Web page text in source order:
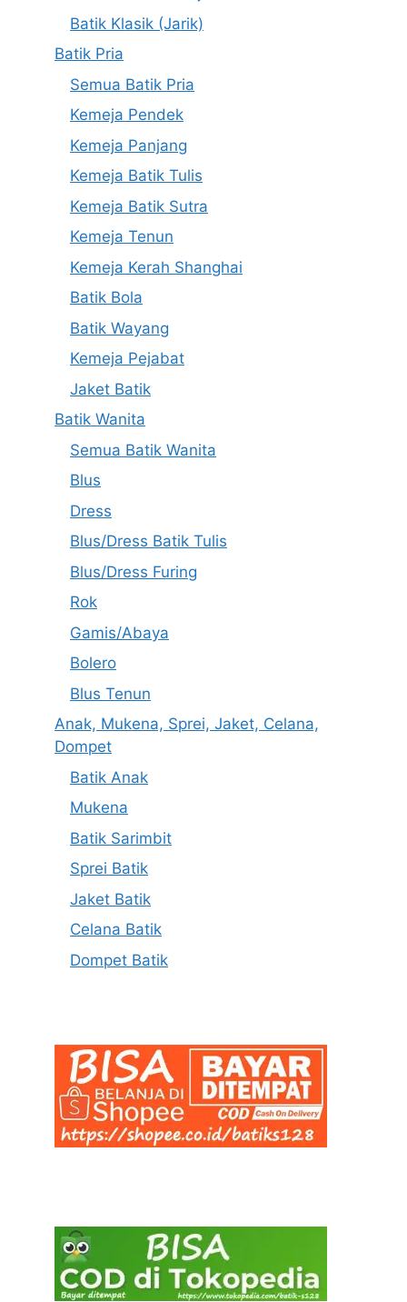
Batik Klasik (Jarik)
Batik Pria
Semua Batik Pria
Kemeja Pendek
Kemeja Panjang
Kemeja Batik Tulis
Kemeja Batik Sutra
Kemeja Tenun
Kemeja Kerah Shanghai
Batik Bola
Batik Wayang
Kemeja Pejabat
Jaket Batik
Batik Wanita
Semua Batik Wanita
Blus
Dress
Blus/Dress Batik Tulis
Blus/Dress Furing
Rok
Gamis/Abaya
Bolero
Blus Tenun
Anak, Mukena, Sprei, Jaket, Celana,
Dompet
Batik Anak
Mukena
Batik Sarimbit
Sprei Batik
Jaket Batik
Celana Batik
Dompet Batik